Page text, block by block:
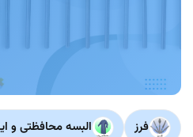
فرز البسه محافظتی و